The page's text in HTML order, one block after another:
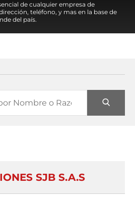
de cualquier empresa de
teléfono, y mas en la base de
del país.
SJB S.A.S